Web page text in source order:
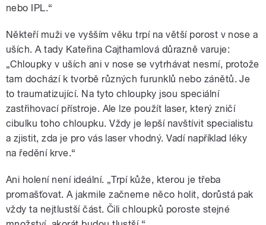
nebo IPL.“
Někteří muži ve vyšším věku trpí na větší porost v nose a
uších. A tady Kateřina Cajthamlová důrazně varuje:
„Chloupky v uších ani v nose se vytrhávat nesmí, protože
tam dochází k tvorbě různých furunklů nebo zánětů. Je
to traumatizující. Na tyto chloupky jsou speciální
zastřihovací přístroje. Ale lze použít laser, který zničí
cibulku toho chloupku. Vždy je lepší navštívit specialistu
a zjistit, zda je pro vás laser vhodný. Vadí například léky
na ředění krve.“
Ani holení není ideální. „Trpí kůže, kterou je třeba
promašťovat. A jakmile začneme něco holit, dorůstá pak
vždy ta nejtlustší část. Čili chloupků poroste stejné